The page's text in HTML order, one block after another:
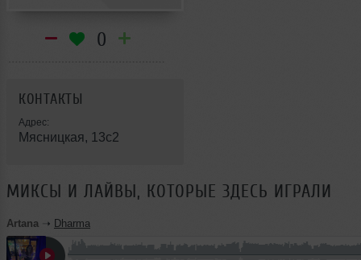
0
КОНТАКТЫ
Адрес:
Мясницкая, 13с2
МИКСЫ И ЛАЙВЫ, КОТОРЫЕ ЗДЕСЬ ИГРАЛИ
Artana ➝ Dharma